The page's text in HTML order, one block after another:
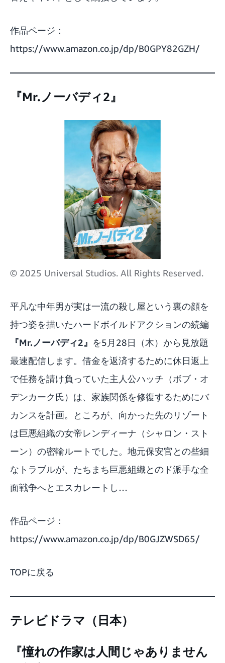
作品ページ：
https://www.amazon.co.jp/dp/B0GPY82GZH/
『Mr.ノーバディ2』
© 2025 Universal Studios. All Rights Reserved.
平凡な中年男が実は一流の殺し屋という裏の顔を
持つ姿を描いたハードボイルドアクションの続編
『Mr.ノーバディ2』 を5月28日（木）から見放題
最速配信します。借金を返済するために休日返上
で任務を請け負っていた主人公ハッチ（ボブ・オ
デンカーク氏）は、家族関係を修復するためにバ
カンスを計画。ところが、向かった先のリゾート
は巨悪組織の女帝レンディーナ（シャロン・スト
ーン）の密輸ルートでした。地元保安官との些細
なトラブルが、たちまち巨悪組織とのド派手な全
面戦争へとエスカレートし…
作品ページ：
https://www.amazon.co.jp/dp/B0GJZWSD65/
TOPに戻る
テレビドラマ（日本）
『憧れの作家は人間じゃありません